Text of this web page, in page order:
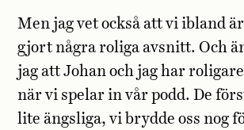
Men jag vet också att vi ibland
gjort några roliga avsnitt. Och
jag att Johan och jag har
när vi spelar in vår podd. De
lite ängsliga, vi brydde oss nog